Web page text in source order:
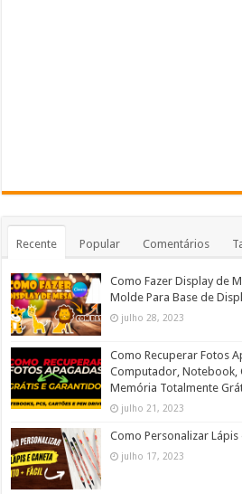
Recente Popular Comentários
Como Fazer Display de
Molde Para Base de
julho 28, 2023
Como Recuperar Fotos
Computador, Notebook,
Memória Totalmente
julho 21, 2023
Como Personalizar Lápis
julho 17, 2023